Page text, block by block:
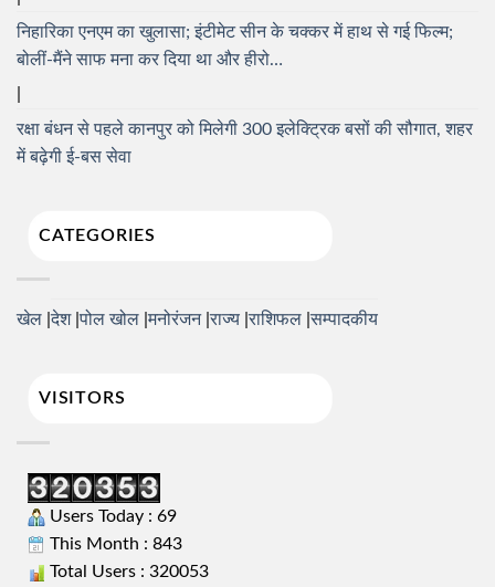
निहारिका एनएम का खुलासा; इंटीमेट सीन के चक्कर में हाथ से गई फिल्म;
बोलीं-मैंने साफ मना कर दिया था और हीरो…
रक्षा बंधन से पहले कानपुर को मिलेगी 300 इलेक्ट्रिक बसों की सौगात, शहर
में बढ़ेगी ई-बस सेवा
CATEGORIES
खेल देश पोल खोल मनोरंजन राज्य राशिफल सम्पादकीय
VISITORS
Users Today : 69
This Month : 843
Total Users : 320053